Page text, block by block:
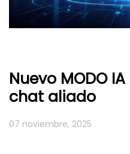
Nuevo MODO
chat aliado
07 noviembre, 2025